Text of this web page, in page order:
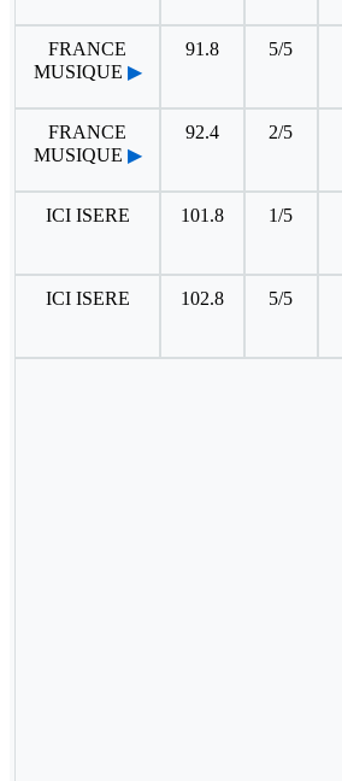
FRANCE
MUSIQUE ▶
91.8 5/5
FRANCE
MUSIQUE ▶
92.4 2/5
ICI ISERE 101.8 1/5
ICI ISERE 102.8 5/5